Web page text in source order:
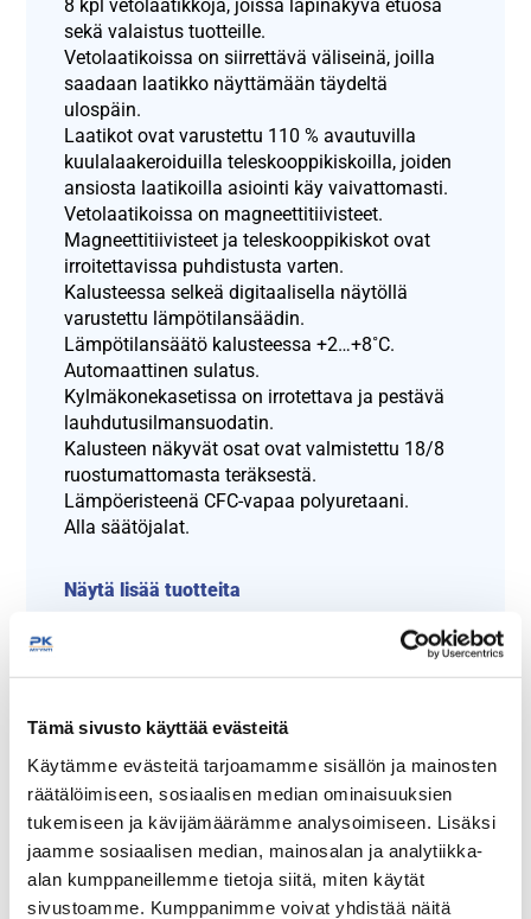
Tämä sivusto käyttää evästeitä
Käytämme evästeitä tarjoamamme sisällön ja mainosten
räätälöimiseen, sosiaalisen median ominaisuuksien
tukemiseen ja kävijämäärämme analysoimiseen. Lisäksi
jaamme sosiaalisen median, mainosalan ja analytiikka-
alan kumppaneillemme tietoja siitä, miten käytät
sivustoamme. Kumppanimme voivat yhdistää näitä
8 kpl vetolaatikkoja, joissa läpinäkyvä etuosa
sekä valaistus tuotteille.
Vetolaatikoissa on siirrettävä väliseinä, joilla
saadaan laatikko näyttämään täydeltä
ulospäin.
Laatikot ovat varustettu 110 % avautuvilla
kuulalaakeroiduilla teleskooppikiskoilla, joiden
ansiosta laatikoilla asiointi käy vaivattomasti.
Vetolaatikoissa on magneettitiivisteet.
Magneettitiivisteet ja teleskooppikiskot ovat
irroitettavissa puhdistusta varten.
Kalusteessa selkeä digitaalisella näytöllä
varustettu lämpötilansäädin.
Lämpötilansäätö kalusteessa +2…+8˚C.
Automaattinen sulatus.
Kylmäkonekasetissa on irrotettava ja pestävä
lauhdutusilmansuodatin.
Kalusteen näkyvät osat ovat valmistettu 18/8
ruostumattomasta teräksestä.
Lämpöeristeenä CFC-vapaa polyuretaani.
Alla säätöjalat.
Näytä lisää tuotteita